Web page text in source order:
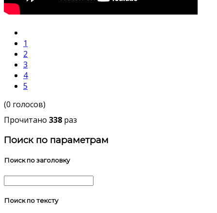
1
2
3
4
5
(0 голосов)
Прочитано 338 раз
Поиск по параметрам
Поиск по заголовку
Поиск по тексту